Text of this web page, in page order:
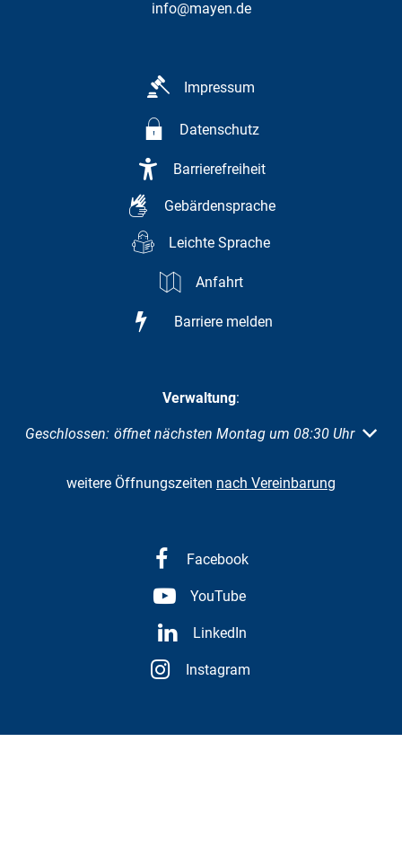
info@mayen.de
Impressum
Datenschutz
Barrierefreiheit
Gebärdensprache
Leichte Sprache
Anfahrt
Barriere melden
Verwaltung:
Klicken, um weitere Öffnungs- oder Schließzeiten
Geschlossen: öffnet nächsten Montag um 08:30 Uhr
weitere Öffnungszeiten nach Vereinbarung
Facebook
YouTube
LinkedIn
Instagram